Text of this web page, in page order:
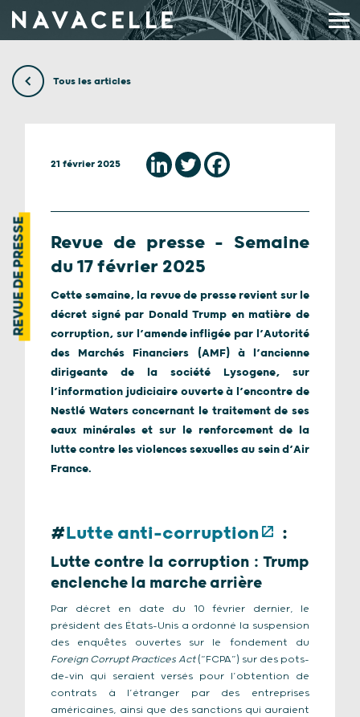
Tous les articles
REVUE DE PRESSE
21 février 2025
Revue de presse – Semaine
du 17 février 2025
Cette semaine, la revue de presse revient sur le
décret signé par Donald Trump en matière de
corruption, sur l’amende infligée par l’Autorité
des Marchés Financiers (AMF) à l’ancienne
dirigeante de la société Lysogene, sur
l’information judiciaire ouverte à l’encontre de
Nestlé Waters concernant le traitement de ses
eaux minérales et sur le renforcement de la
lutte contre les violences sexuelles au sein d’Air
France.
#Lutte anti-corruption :
Lutte contre la corruption : Trump
enclenche la marche arrière
Par décret en date du 10 février dernier, le
président des États-Unis a ordonné la suspension
des enquêtes ouvertes sur le fondement du
Foreign Corrupt Practices Act(“FCPA”) sur des pots-
de-vin qui seraient versés pour l’obtention de
contrats à l’étranger par des entreprises
américaines, ainsi que des sanctions qui auraient